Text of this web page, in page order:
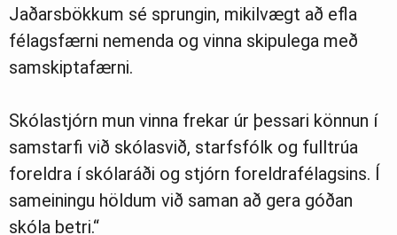
Jaðarsbökkum sé sprungin, mikilvægt að efla
félagsfærni nemenda og vinna skipulega með
samskiptafærni.
Skólastjórn mun vinna frekar úr þessari könnun í
samstarfi við skólasvið, starfsfólk og fulltrúa
foreldra í skólaráði og stjórn foreldrafélagsins. Í
sameiningu höldum við saman að gera góðan
skóla betri.“